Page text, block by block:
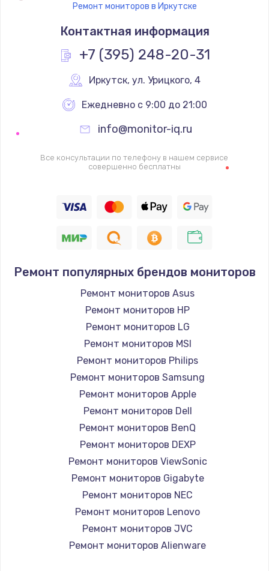
Ремонт мониторов в Иркутске
Контактная информация
+7 (395) 248-20-31
Иркутск, ул. Урицкого, 4
Ежедневно с 9:00 до 21:00
info@monitor-iq.ru
Все консультации по телефону в нашем сервисе
совершенно бесплатны
Ремонт популярных брендов мониторов
Ремонт мониторов Asus
Ремонт мониторов HP
Ремонт мониторов LG
Ремонт мониторов MSI
Ремонт мониторов Philips
Ремонт мониторов Samsung
Ремонт мониторов Apple
Ремонт мониторов Dell
Ремонт мониторов BenQ
Ремонт мониторов DEXP
Ремонт мониторов ViewSonic
Ремонт мониторов Gigabyte
Ремонт мониторов NEC
Ремонт мониторов Lenovo
Ремонт мониторов JVC
Ремонт мониторов Alienware